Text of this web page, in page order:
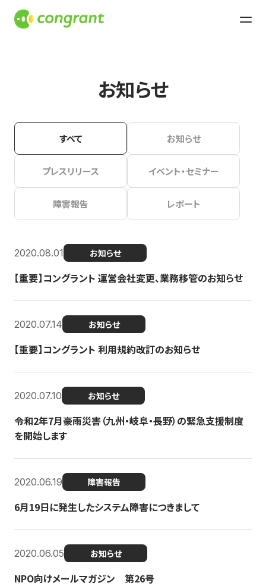
お知らせ
すべて お知らせ
プレスリリース イベント・セミナー
障害報告 レポート
2020.08.01 お知らせ
【重要】コングラント 運営会社変更、業務移管のお知らせ
2020.07.14 お知らせ
【重要】コングラント 利用規約改訂のお知らせ
2020.07.10 お知らせ
令和2年7月豪雨災害（九州・岐阜・長野）の緊急支援制度
を開始します
2020.06.19 障害報告
6月19日に発生したシステム障害につきまして
2020.06.05 お知らせ
NPO向けメールマガジン 第26号